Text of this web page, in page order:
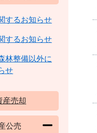
するお知らせ
するお知らせ
林整備以外に
せ
産売却
公売